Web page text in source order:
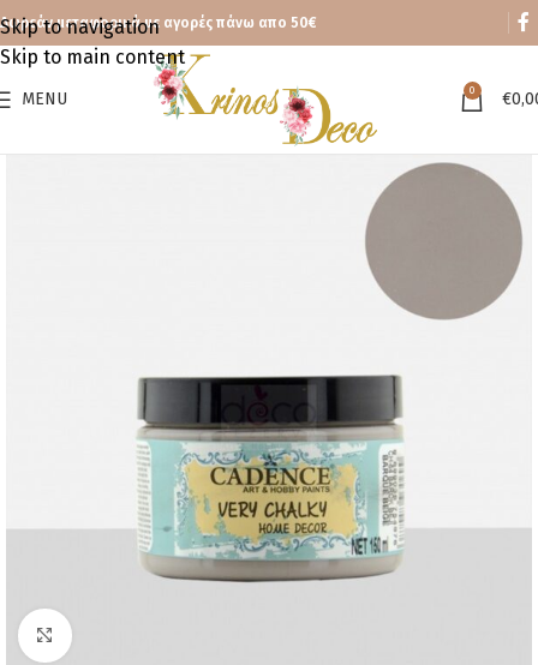
Skip to navigation
Skip to main content
Δωρεάν μεταφορικά με αγορές πάνω απο 50€
MENU 0 €
Click to enlarge